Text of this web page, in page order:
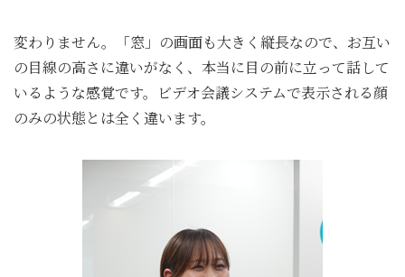
変わりません。「窓」の画面も大きく縦長なので、お互い
の目線の高さに違いがなく、本当に目の前に立って話して
いるような感覚です。ビデオ会議システムで表示される顔
のみの状態とは全く違います。